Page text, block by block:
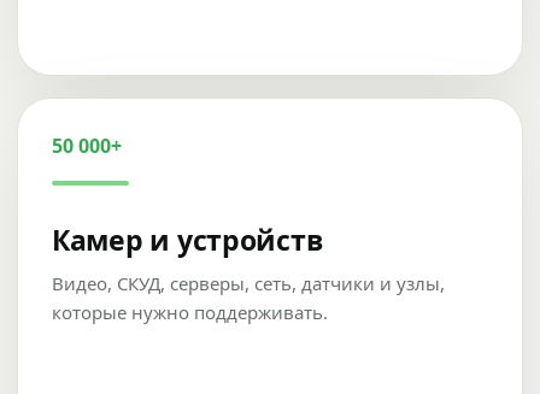
50 000+
Камер и устройств
Видео, СКУД, серверы, сеть, датчики и узлы,
которые нужно поддерживать.